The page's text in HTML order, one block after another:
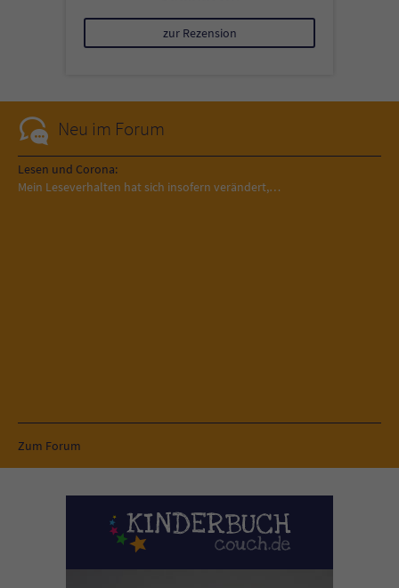
zur Rezension
Neu im Forum
Lesen und Corona:
Mein Leseverhalten hat sich insofern verändert,…
Zum Forum